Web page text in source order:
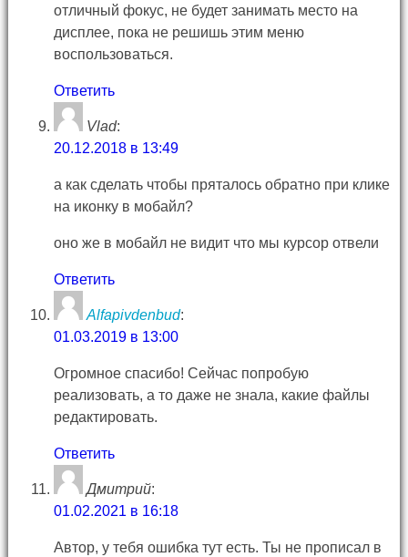
отличный фокус, не будет занимать место на
дисплее, пока не решишь этим меню
воспользоваться.
Ответить
Vlad:
20.12.2018 в 13:49
а как сделать чтобы пряталось обратно при клике
на иконку в мобайл?
оно же в мобайл не видит что мы курсор отвели
Ответить
Alfapivdenbud:
01.03.2019 в 13:00
Огромное спасибо! Сейчас попробую
реализовать, а то даже не знала, какие файлы
редактировать.
Ответить
Дмитрий:
01.02.2021 в 16:18
Автор, у тебя ошибка тут есть. Ты не прописал в